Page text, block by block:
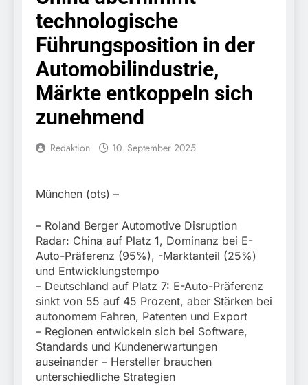
erschleicht rund 45.000
Euro Sozialleistungen
Ermittlungen der
Finanzkontrolle
rechtskräftiger
Verurteilung wegen
Betrugs
Bundespolizeidirektion
München: Europaweit
gesuchtes Mitglied einer
kriminellen Vereinigung
geht ins Netz –
Bundespolizei vollstreckt
europäischen
Auslieferungshaftbefehl
6. August 2026
Bundespolizeidirektion
München: Update zu den
Einsatzmaßnahmen der
Bundespolizei in
Saarbrücken
5. August 2026
Bundespolizeidirektion
München:
Beinahekollision an
Bahnübergang in Aubing
5. August 2026
verletzt
stillgelegtem
Bahngebäude
(Sendling)
5. August 2026
HZA-R: Zoll deckt auf:
Mehr als 17.000
Zigaretten in Fahrzeug
und Anhänger versteckt
Kontrolle in Waidhaus
führt zur Sicherstellung
unversteuerter Zigaretten
und Einleitung eines
Steuerstrafverfahrens
4. August 2026
Bundespolizeidirektion
München: Mit dem
Kraftfahrzeug über die
Grenze
eingereist/Bundespolizei
stellt Auto sicher
3. August 2026
technologische
Führungsposition in der
Automobilindustrie,
Märkte entkoppeln sich
zunehmend
Redaktion 10. September 2025
München (ots) –
– Roland Berger Automotive Disruption
Radar: China auf Platz 1, Dominanz bei E-
Auto-Präferenz (95%), -Marktanteil (25%)
und Entwicklungstempo
– Deutschland auf Platz 7: E-Auto-Präferenz
sinkt von 55 auf 45 Prozent, aber Stärken bei
autonomem Fahren, Patenten und Export
– Regionen entwickeln sich bei Software,
Standards und Kundenerwartungen
auseinander – Hersteller brauchen
unterschiedliche Strategien